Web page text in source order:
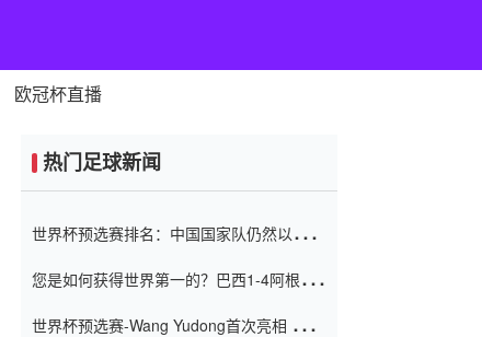
欧冠杯直播
热门足球新闻
世界杯预选赛排名：中国国家队仍然以6分
您是如何获得世界第一的？巴西1-4阿根
世界杯预选赛-Wang Yudong首次亮相 中国